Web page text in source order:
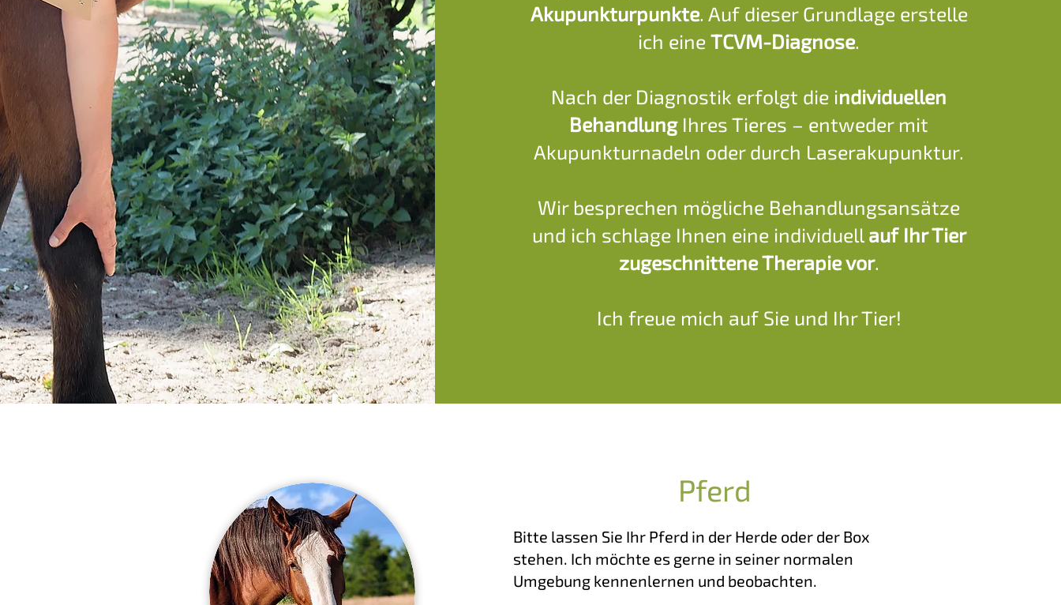
Akupunkturpunkte. Auf dieser Grundlage erstelle
ich eineTCVM-Diagnose.
Nach der Diagnostik erfolgt die individuellen
BehandlungIhres Tieres – entweder mit
Akupunkturnadeln oder durch Laserakupunktur.
Wir besprechen mögliche Behandlungsansätze
und ich schlage Ihnen eine individuell auf Ihr Tier
zugeschnittene Therapie vor.
Ich freue mich auf Sie und Ihr Tier!
Pferd
Bitte lassen Sie Ihr Pferd in der Herde oder der Box
stehen. Ich möchte es gerne in seiner normalen
Umgebung kennenlernen und beobachten.